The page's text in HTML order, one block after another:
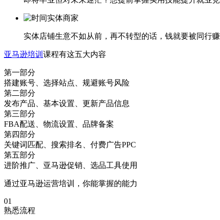
实体商家
实体店铺生意不如从前，再不转型的话，钱就要被同行
亚马逊培训 课程有这五大内容
第一部分
搭建账号、选择站点、规避账号风险
第二部分
发布产品、基本设置、更新产品信息
第三部分
FBA配送、物流设置、品牌备案
第四部分
关键词匹配、搜索排名、付费广告PPC
第五部分
进阶推广、亚马逊促销、选品工具使用
通过亚马逊运营培训，你能掌握的能力
01
熟悉流程